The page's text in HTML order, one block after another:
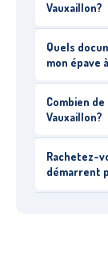
Vauxaillon?
Quels
mon épave
Combien
Vauxaillon?
Rachetez-
démarrent